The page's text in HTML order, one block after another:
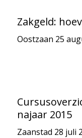
Zakgeld:
Oostzaan 25
najaar 2015
Zaanstad 28 juli